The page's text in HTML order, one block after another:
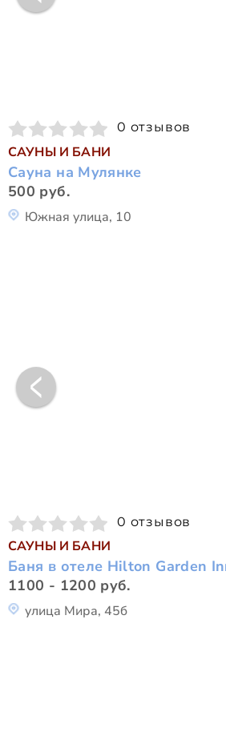
0 отзывов
САУНЫ И БАНИ
Сауна на Мулянке
500 руб.
Южная улица, 10
0 отзывов
САУНЫ И БАНИ
Баня в отеле Hilton Garden
1100 - 1200 руб.
улица Мира, 45б